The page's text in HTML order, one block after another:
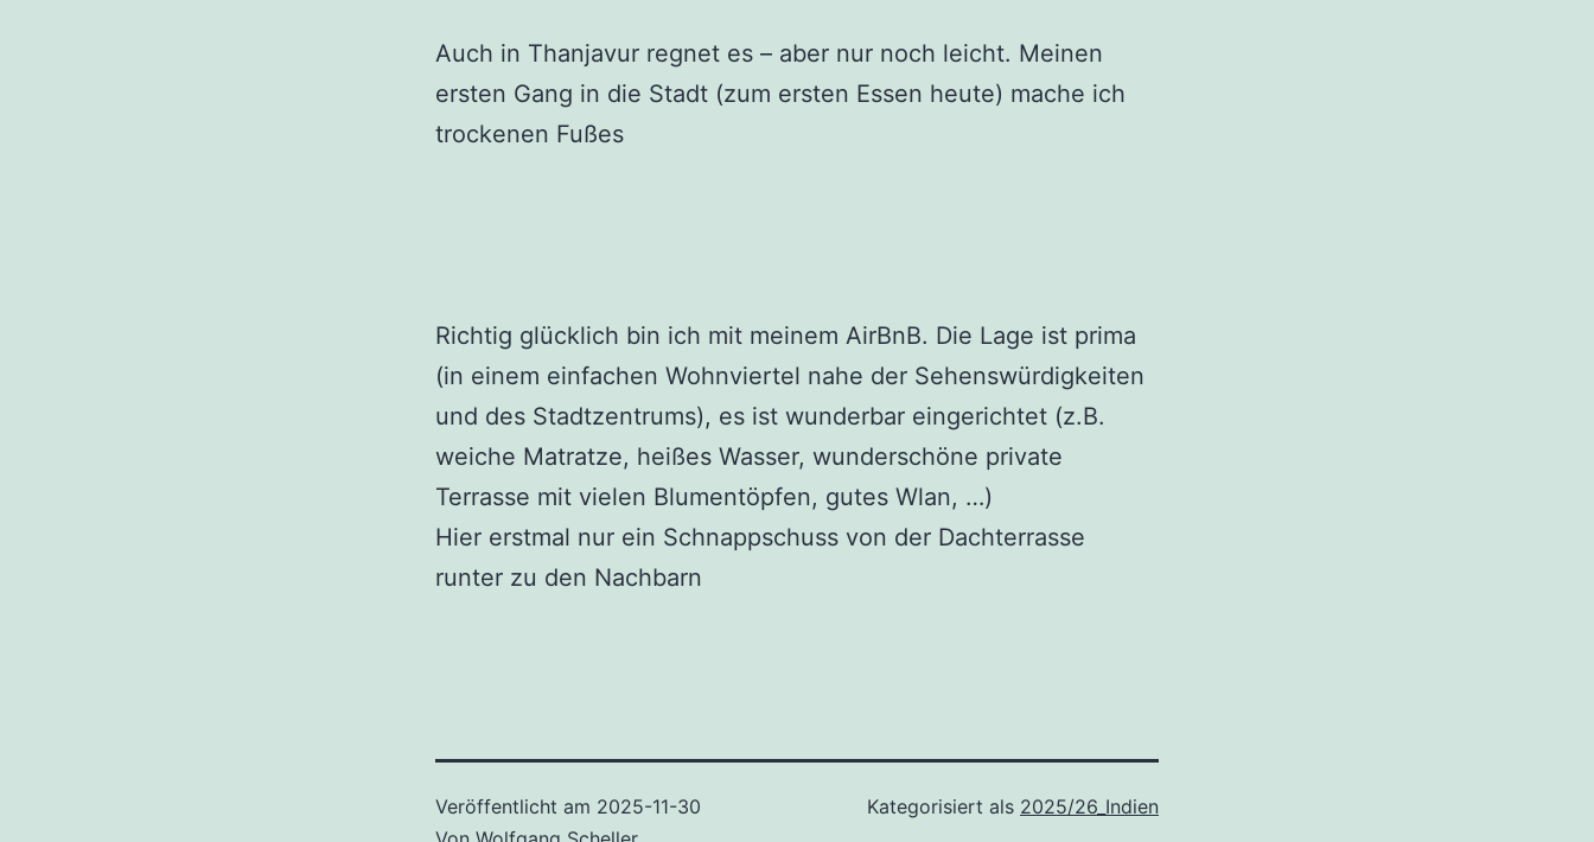
Auch in Thanjavur regnet es – aber nur noch leicht. Meinen
ersten Gang in die Stadt (zum ersten Essen heute) mache ich
trockenen Fußes
Richtig glücklich bin ich mit meinem AirBnB. Die Lage ist prima
(in einem einfachen Wohnviertel nahe der Sehenswürdigkeiten
und des Stadtzentrums), es ist wunderbar eingerichtet (z.B.
weiche Matratze, heißes Wasser, wunderschöne private
Terrasse mit vielen Blumentöpfen, gutes Wlan, …)
Hier erstmal nur ein Schnappschuss von der Dachterrasse
runter zu den Nachbarn
Veröffentlicht am 2025-11-30
Kategorisiert als 2025/26_Indien